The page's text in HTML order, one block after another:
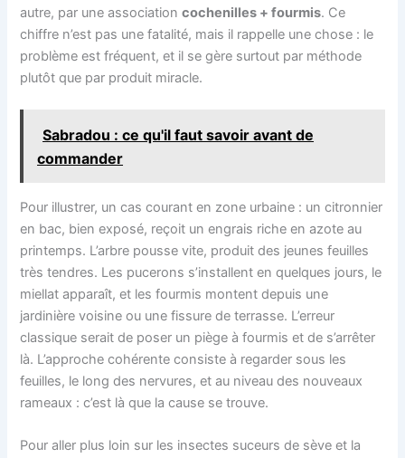
autre, par une associationcochenilles + fourmis. Ce
chiffre n’est pas une fatalité, mais il rappelle une chose : le
problème est fréquent, et il se gère surtout par méthode
plutôt que par produit miracle.
Sabradou : ce qu'il faut savoir avant de
commander
Pour illustrer, un cas courant en zone urbaine : un citronnier
en bac, bien exposé, reçoit un engrais riche en azote au
printemps. L’arbre pousse vite, produit des jeunes feuilles
très tendres. Les pucerons s’installent en quelques jours, le
miellat apparaît, et les fourmis montent depuis une
jardinière voisine ou une fissure de terrasse. L’erreur
classique serait de poser un piège à fourmis et de s’arrêter
là. L’approche cohérente consiste à regarder sous les
feuilles, le long des nervures, et au niveau des nouveaux
rameaux : c’est là que la cause se trouve.
Pour aller plus loin sur les insectes suceurs de sève et la